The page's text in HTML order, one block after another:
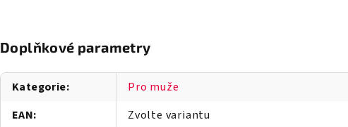
Doplňkové parametry
Kategorie:
Pro muže
EAN:
Zvolte variantu